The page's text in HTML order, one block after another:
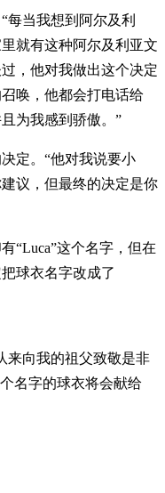
每当我想到阿尔及利
就有这种阿尔及利亚文
，他对我做出这个决定
唤，他都会打电话给
为我感到骄傲。”
定。“他对我说要小
议，但最终的决定是你
“Luca”这个名字，但在
球衣名字改成了
来向我的祖父致敬是非
名字的球衣将会献给